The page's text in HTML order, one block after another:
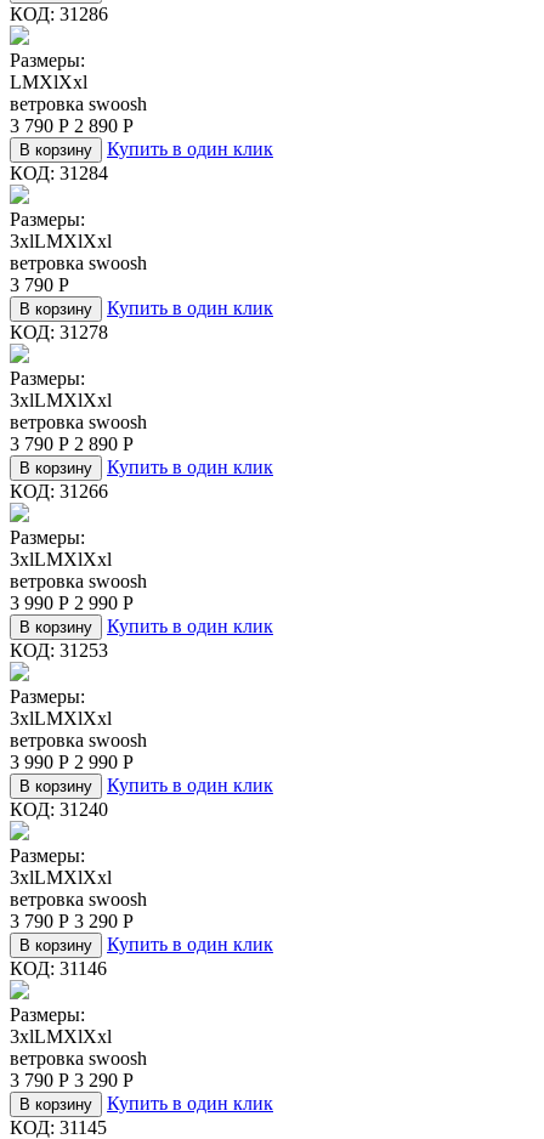
КОД: 31286
Размеры:
LMXlXxl
ветровка swoosh
3 790 Р 2 890 Р
В корзину
Купить в один клик
КОД: 31284
Размеры:
3xlLMXlXxl
ветровка swoosh
3 790 Р
В корзину
Купить в один клик
КОД: 31278
Размеры:
3xlLMXlXxl
ветровка swoosh
3 790 Р 2 890 Р
В корзину
Купить в один клик
КОД: 31266
Размеры:
3xlLMXlXxl
ветровка swoosh
3 990 Р 2 990 Р
В корзину
Купить в один клик
КОД: 31253
Размеры:
3xlLMXlXxl
ветровка swoosh
3 990 Р 2 990 Р
В корзину
Купить в один клик
КОД: 31240
Размеры:
3xlLMXlXxl
ветровка swoosh
3 790 Р 3 290 Р
В корзину
Купить в один клик
КОД: 31146
Размеры:
3xlLMXlXxl
ветровка swoosh
3 790 Р 3 290 Р
В корзину
Купить в один клик
КОД: 31145